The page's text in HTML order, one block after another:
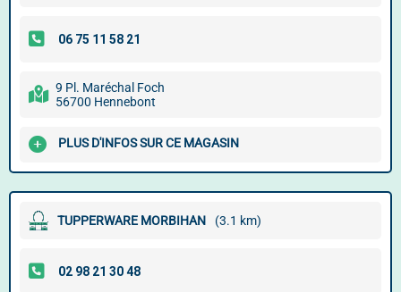
9 Pl. Maréchal Foch
56700 Hennebont
PLUS D'INFOS SUR CE MAGASIN
TUPPERWARE MORBIHAN (3.1 km)